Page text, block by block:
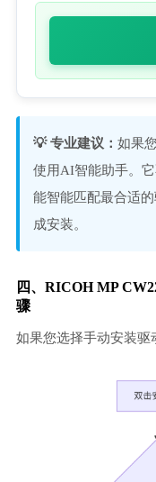
💡 专业建议： 如果
使用AI智能助手。
能智能匹配最合适
成安装。
四、RICOH MP
骤
如果您选择手动安装驱